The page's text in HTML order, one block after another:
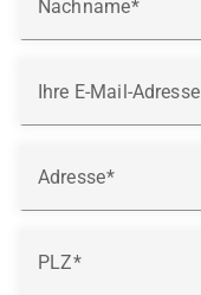
Nachname
Ihre E-Mail-Adresse
Adresse
PLZ